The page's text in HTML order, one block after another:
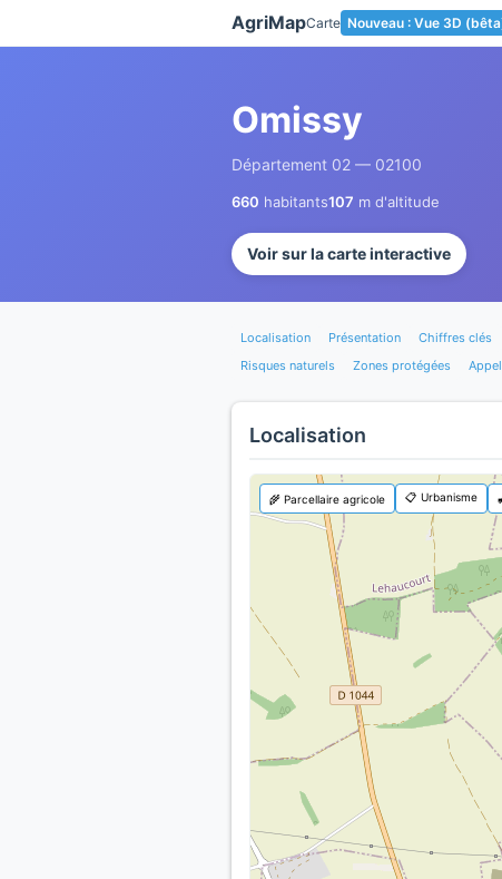
AgriMapCarte Nouveau : Vue 3D
Omissy
Département 02 — 02100
660 habitants107 m d'altitude
Voir sur la carte interactive
Localisation Présentation Chiffres clés
Risques naturels
Zones protégées
Localisation
🌾 Parcellaire agricole 📋 Urbanisme
Panneau de gestion des cookies